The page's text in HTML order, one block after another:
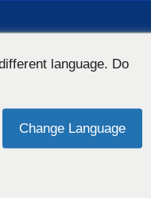
language. Do
Change Language